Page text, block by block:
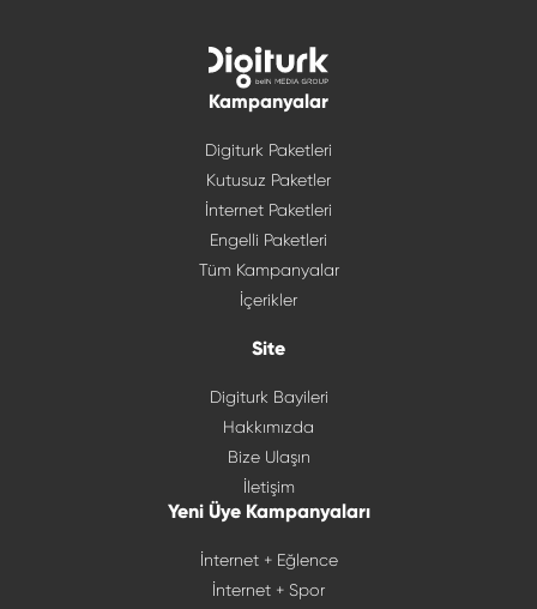
Kampanyalar
Digiturk Paketleri
Kutusuz Paketler
İnternet Paketleri
Engelli Paketleri
Tüm Kampanyalar
İçerikler
Site
Digiturk Bayileri
Hakkımızda
Bize Ulaşın
İletişim
Yeni Üye Kampanyaları
İnternet + Eğlence
İnternet + Spor